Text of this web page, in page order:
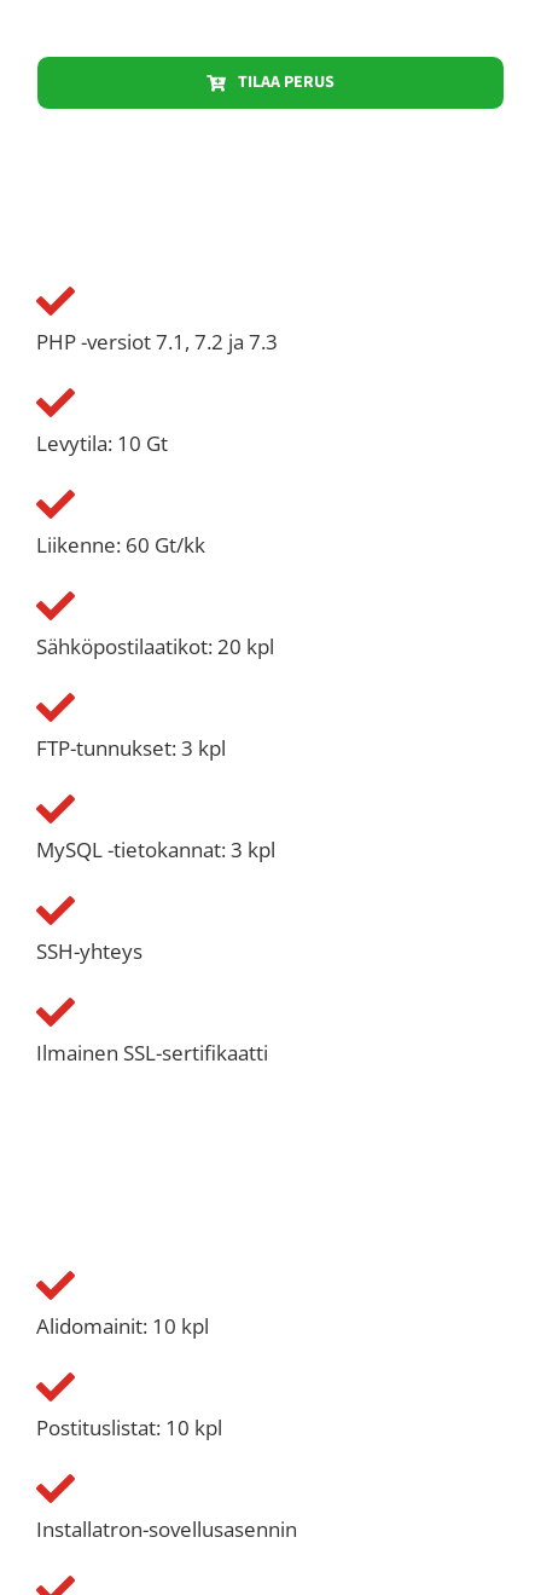
TILAA PERUS
PHP -versiot 7.1, 7.2 ja 7.3
Levytila: 10 Gt
Liikenne: 60 Gt/kk
Sähköpostilaatikot: 20 kpl
FTP-tunnukset: 3 kpl
MySQL -tietokannat: 3 kpl
SSH-yhteys
Ilmainen SSL-sertifikaatti
Alidomainit: 10 kpl
Postituslistat: 10 kpl
Installatron-sovellusasennin